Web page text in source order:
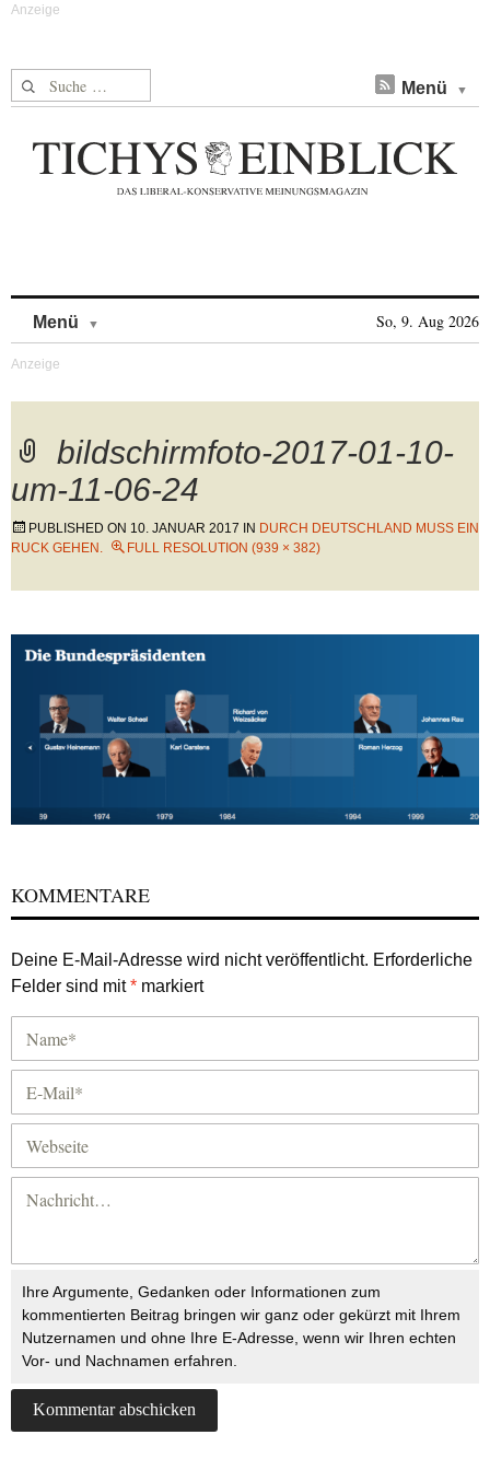
Suche nach: Menü
Menü So, 9. Aug 2026
bildschirmfoto-2017-01-10-
um-11-06-24
PUBLISHED ON 10. JANUAR 2017 IN DURCH DEUTSCHLAND MUSS EIN
RUCK GEHEN.
FULL RESOLUTION (939 × 382)
KOMMENTARE
Deine E-Mail-Adresse wird nicht veröffentlicht. Erforderliche
Felder sind mit* markiert
Ihre Argumente, Gedanken oder Informationen zum
kommentierten Beitrag bringen wir ganz oder gekürzt mit Ihrem
Nutzernamen und ohne Ihre E-Adresse, wenn wir Ihren echten
Vor- und Nachnamen erfahren.